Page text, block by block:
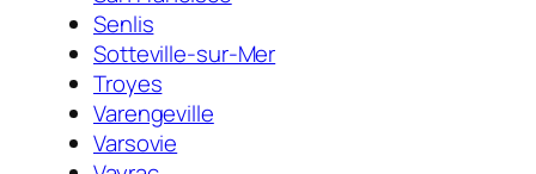
Senlis
Sotteville-sur-Mer
Troyes
Varengeville
Varsovie